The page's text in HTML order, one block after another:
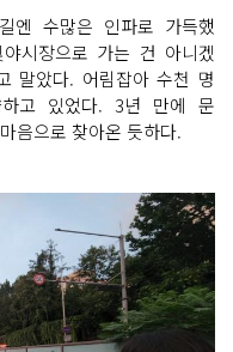
엔 수많은 인파로 가득했
시장으로 가는 건 아니겠
말았다. 어림잡아 수천 명
하고 있었다. 3년 만에 문
음으로 찾아온 듯하다.